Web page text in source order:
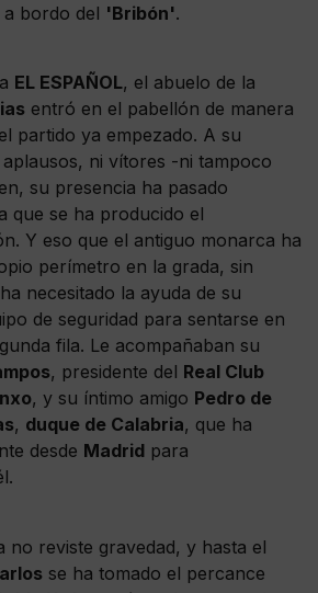
bordo del 'Bribón'.
EL ESPAÑOL, el abuelo de la
entró en el pabellón de manera
partido ya empezado. A su
ni vítores -ni tampoco
su presencia ha pasado
que se ha producido el
Y eso que el antiguo monarca ha
perímetro en la grada, sin
necesitado la ayuda de su
de seguridad para sentarse en
fila. Le acompañaban su
, presidente del Real Club
, y su íntimo amigo Pedro de
, duque de Calabria, que ha
desde Madrid para
no reviste gravedad, y hasta el
se ha tomado el percance